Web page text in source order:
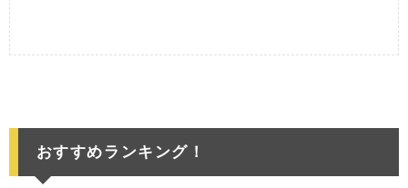
おすすめランキング！